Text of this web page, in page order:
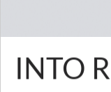
INTO